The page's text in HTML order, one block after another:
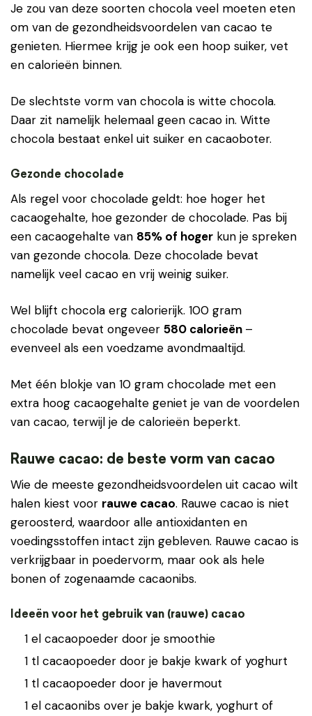
Je zou van deze soorten chocola veel moeten eten
om van de gezondheidsvoordelen van cacao te
genieten. Hiermee krijg je ook een hoop suiker, vet
en calorieën binnen.
De slechtste vorm van chocola is witte chocola.
Daar zit namelijk helemaal geen cacao in. Witte
chocola bestaat enkel uit suiker en cacaoboter.
Gezonde chocolade
Als regel voor chocolade geldt: hoe hoger het
cacaogehalte, hoe gezonder de chocolade. Pas bij
een cacaogehalte van 85% of hoger kun je spreken
van gezonde chocola. Deze chocolade bevat
namelijk veel cacao en vrij weinig suiker.
Wel blijft chocola erg calorierijk. 100 gram
chocolade bevat ongeveer 580 calorieën –
evenveel als een voedzame avondmaaltijd.
Met één blokje van 10 gram chocolade met een
extra hoog cacaogehalte geniet je van de voordelen
van cacao, terwijl je de calorieën beperkt.
Rauwe cacao: de beste vorm van cacao
Wie de meeste gezondheidsvoordelen uit cacao wilt
halen kiest voor rauwe cacao. Rauwe cacao is niet
geroosterd, waardoor alle antioxidanten en
voedingsstoffen intact zijn gebleven. Rauwe cacao is
verkrijgbaar in poedervorm, maar ook als hele
bonen of zogenaamde cacaonibs.
Ideeën voor het gebruik van (rauwe) cacao
1 el cacaopoeder door je smoothie
1 tl cacaopoeder door je bakje kwark of yoghurt
1 tl cacaopoeder door je havermout
1 el cacaonibs over je bakje kwark, yoghurt of